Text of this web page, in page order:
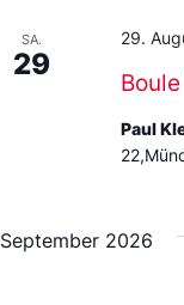
SA.
29
29.
Paul
September 2026